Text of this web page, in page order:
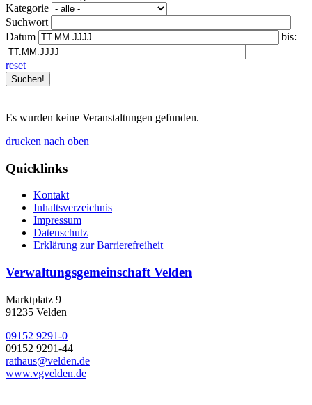
Kategorie
Suchwort
Datum
bis:
reset
Es wurden keine Veranstaltungen gefunden.
drucken nach oben
Quicklinks
Kontakt
Inhaltsverzeichnis
Impressum
Datenschutz
Erklärung zur Barrierefreiheit
Verwaltungsgemeinschaft Velden
Marktplatz 9
91235 Velden
09152 9291-0
09152 9291-44
rathaus@velden.de
www.vgvelden.de